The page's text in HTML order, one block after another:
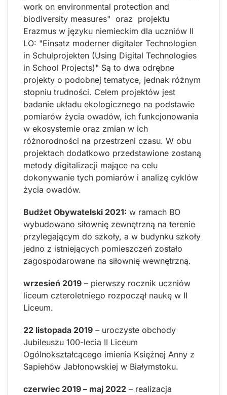
work on environmental protection and
biodiversity measures" oraz projektu
Erazmus w języku niemieckim dla uczniów II
LO: "Einsatz moderner digitaler Technologien
in Schulprojekten (Using Digital Technologies
in School Projects)" Są to dwa odrębne
projekty o podobnej tematyce, jednak różnym
stopniu trudności. Celem projektów jest
badanie układu ekologicznego na podstawie
pomiarów życia owadów, ich funkcjonowania
w ekosystemie oraz zmian w ich
różnorodności na przestrzeni czasu. W obu
projektach dodatkowo przedstawione zostaną
metody digitalizacji mające na celu
dokonywanie tych pomiarów i analizę cyklów
życia owadów.
Budżet Obywatelski 2021: w ramach BO
wybudowano siłownię zewnętrzną na terenie
przylegającym do szkoły, a w budynku szkoły
jedno z istniejących pomieszczeń zostało
zagospodarowane na siłownię wewnętrzną.
wrzesień 2019 – pierwszy rocznik uczniów
liceum czteroletniego rozpoczął naukę w II
Liceum.
22 listopada 2019 – uroczyste obchody
Jubileuszu 100-lecia II Liceum
Ogólnokształcącego imienia Księżnej Anny z
Sapiehów Jabłonowskiej w Białymstoku.
czerwiec 2019 – maj 2022 – realizacja